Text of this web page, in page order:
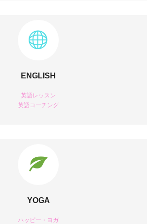
ENGLISH
英語レッスン
英語コーチング
YOGA
ハッピー・ヨガ